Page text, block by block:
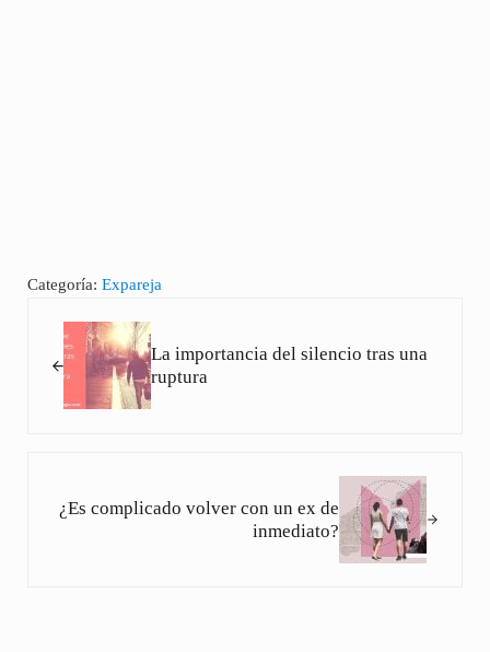
Categoría: Expareja
La importancia del silencio tras una
ruptura
¿Es complicado volver con un ex de
inmediato?